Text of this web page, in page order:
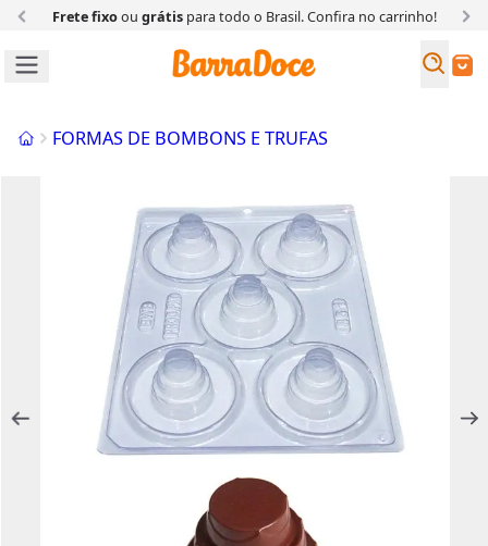
Frete fixoou grátispara todo o Brasil. Confira no carrinho!
Buscar
InícioFORMAS DE BOMBONS E TRUFAS